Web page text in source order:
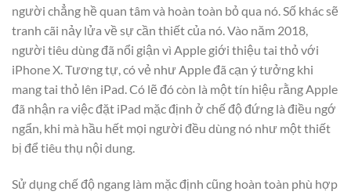
người chẳng hề quan tâm và hoàn toàn bỏ qua nó. Số khác sẽ
tranh cãi nảy lửa về sự cần thiết của nó. Vào năm 2018,
người tiêu dùng đã nổi giận vì Apple giới thiệu tai thỏ với
iPhone X. Tương tự, có vẻ như Apple đã cạn ý tưởng khi
mang tai thỏ lên iPad. Có lẽ đó còn là một tín hiệu rằng Apple
đã nhận ra việc đặt iPad mặc định ở chế độ đứng là điều ngớ
ngẩn, khi mà hầu hết mọi người đều dùng nó như một thiết
bị để tiêu thụ nội dung.
Sử dụng chế độ ngang làm mặc định cũng hoàn toàn phù hợp